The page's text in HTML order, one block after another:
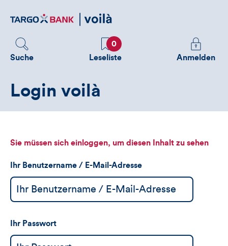
zum
Suche
Favoriten
0
Leseliste
Melden
Sie
sehen
Anmelden
Login voilà
Sie müssen sich einloggen, um diesen Inhalt zu sehen
Ihr Benutzername / E-Mail-Adresse
Ihr Passwort